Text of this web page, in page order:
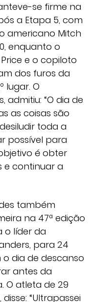
se firme na
a Etapa 5, com
americano Mitch
enquanto o
e o copiloto
dos furos da
lugar. O
admitiu: “O dia de
as coisas são
toda a
possível para
é obter
e continuar a
também
na 47ª edição
o líder da
para 24
o dia de descanso
antes da
O atleta de 29
“Ultrapassei